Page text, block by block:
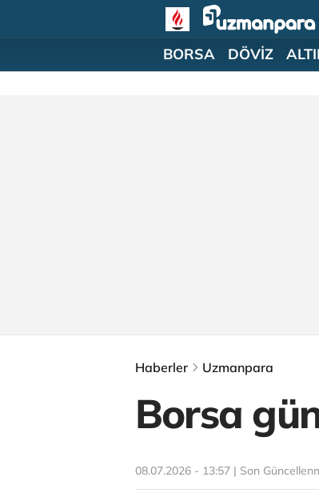
BORSA DÖVİZ
Haberler Uzmanpara
Borsa
08.07.2026 - 13:57 | Son